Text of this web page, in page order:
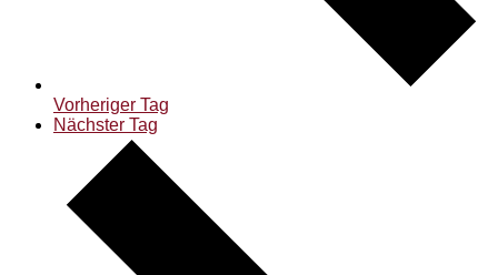
Vorheriger Tag
Nächster Tag